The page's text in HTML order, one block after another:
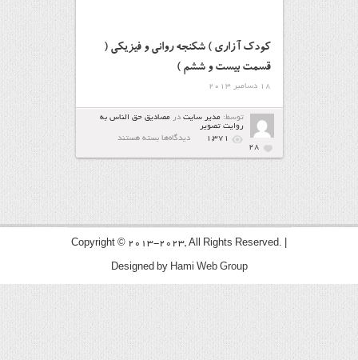
كودك آزاري ) شكنجه رواني و فیزیکی (
قسمت بیست و ششم )
18 دسامبر 2013
توسط: مدیر سایتدر مصاديق حق الناس به
روايت تصوير
1,371
دیدگاه‌هابرای
شكنجه
رواني
فیزیکی
(
قسمت
بیست
ششم
بسته هستند
28
Copyright © 2013-2023, All Rights Reserved. |
Designed by Hami Web Group